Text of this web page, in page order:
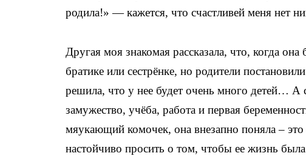
родила!» — кажется, что счастливей меня нет
Другая моя знакомая рассказала, что, когда
братике или сестрёнке, но родители
решила, что у нее будет очень много детей… А
замужество, учёба, работа и первая
мяукающий комочек, она внезапно поняла –
настойчиво просить о том, чтобы ее жизнь